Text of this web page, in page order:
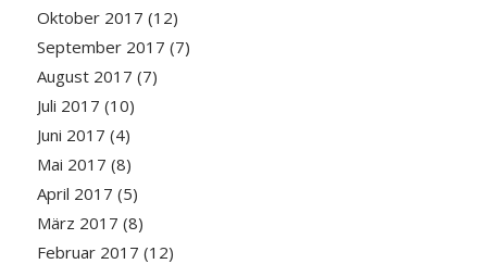
Oktober 2017 (12)
September 2017 (7)
August 2017 (7)
Juli 2017 (10)
Juni 2017 (4)
Mai 2017 (8)
April 2017 (5)
März 2017 (8)
Februar 2017 (12)